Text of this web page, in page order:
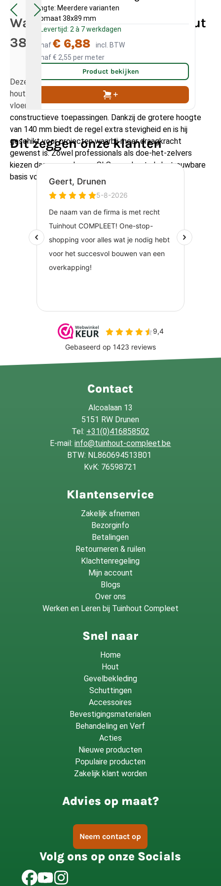
Waarvoor wordt SLS vurenhout
38 x 140 mm gebruikt?
Deze SLS-regel wordt veel gebruikt voor
houtskeletbouw, dragende binnenwanden,
vloerconstructies, dakconstructies en andere
constructieve toepassingen. Dankzij de grotere hoogte
van 140 mm biedt de regel extra stevigheid en is hij
geschikt voor projecten waarbij meer draagkracht
gewenst is. Zowel professionals als doe-het-zelvers
kiezen daarom vaak voor SLS vurenhout als betrouwbare
basis voor hun constructie.
Lengte: Meerdere varianten
Kopmaat 38x89 mm
Levertijd: 2 à 7 werkdagen
Vanaf€ 6,88
incl. BTW
Vanaf€ 2,55 per meter
Product bekijken
Dit zeggen onze klanten
Contact
Alcoalaan 13
5151 RW Drunen
Tel: +31(0)416858502
E-mail:info@tuinhout-compleet.be
BTW: NL860694513B01
KvK: 76598721
Klantenservice
Zakelijk afnemen
Bezorginfo
Betalingen
Retourneren & ruilen
Klachtenregeling
Mijn account
Blogs
Over ons
Werken en Leren bij Tuinhout Compleet
Snel naar
Home
Hout
Gevelbekleding
Schuttingen
Accessoires
Bevestigingsmaterialen
Behandeling en Verf
Acties
Nieuwe producten
Populaire producten
Zakelijk klant worden
Advies op maat?
Neem contact op
Volg ons op onze Socials